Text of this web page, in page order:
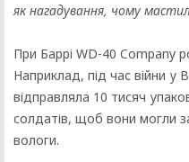
як нагадування, чому
При Баррі WD-40 Company
Наприклад, під час війни у
відправляла 10 тисяч
солдатів, щоб вони могли
вологи.